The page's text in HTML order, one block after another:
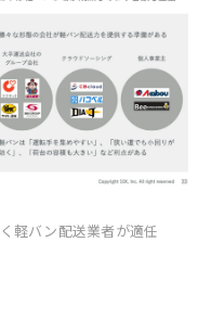
軽バン配送業者が適任